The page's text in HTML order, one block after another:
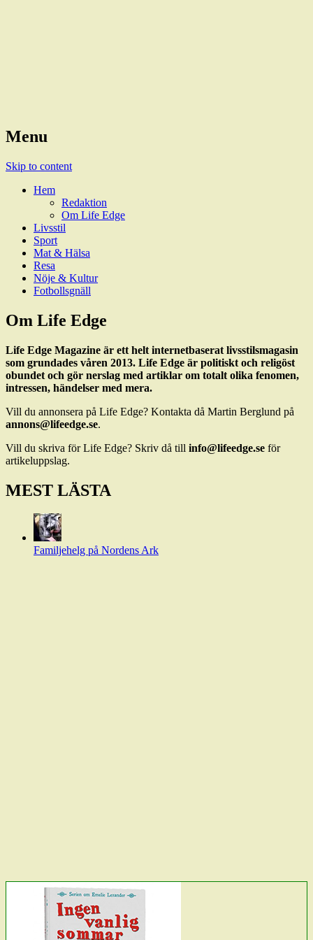
Menu
Skip to content
Hem
Redaktion
Om Life Edge
Livsstil
Sport
Mat & Hälsa
Resa
Nöje & Kultur
Fotbollsgnäll
Om Life Edge
Life Edge Magazine är ett helt internetbaserat livsstilsmagasin
som grundades våren 2013. Life Edge är politiskt och religöst
obundet och gör nerslag med artiklar om totalt olika fenomen,
intressen, händelser med mera.
Vill du annonsera på Life Edge? Kontakta då Martin Berglund på
annons@lifeedge.se.
Vill du skriva för Life Edge? Skriv då till info@lifeedge.se för
artikeluppslag.
MEST LÄSTA
Familjehelg på Nordens Ark